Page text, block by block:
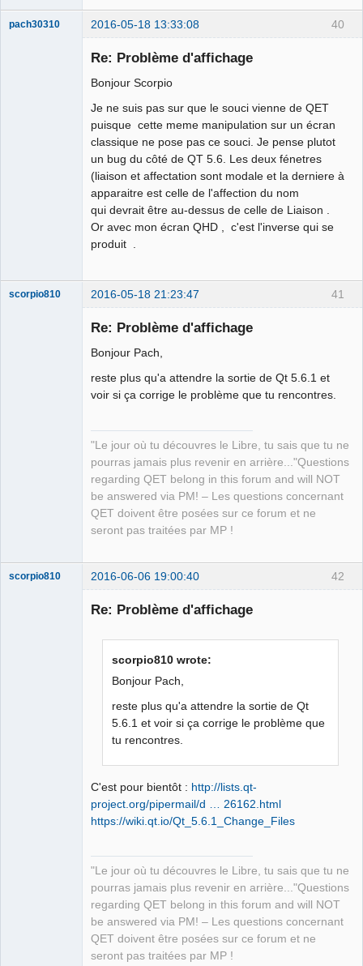
40
pach30310 2016-05-18 13:33:08
Re: Problème d'affichage
Bonjour Scorpio
Je ne suis pas sur que le souci vienne de QET
puisque cette meme manipulation sur un écran
classique ne pose pas ce souci. Je pense plutot
un bug du côté de QT 5.6. Les deux fénetres
(liaison et affectation sont modale et la derniere à
apparaitre est celle de l'affection du nom
qui devrait être au-dessus de celle de Liaison .
Or avec mon écran QHD , c'est l'inverse qui se
produit .
41
scorpio810 2016-05-18 21:23:47
Re: Problème d'affichage
Bonjour Pach,
reste plus qu'a attendre la sortie de Qt 5.6.1 et
voir si ça corrige le problème que tu rencontres.
"Le jour où tu découvres le Libre, tu sais que tu ne
pourras jamais plus revenir en arrière..."Questions
regarding QET belong in this forum and will NOT
be answered via PM! – Les questions concernant
QET doivent être posées sur ce forum et ne
seront pas traitées par MP !
42
scorpio810 2016-06-06 19:00:40
Re: Problème d'affichage
scorpio810 wrote:
Bonjour Pach,
reste plus qu'a attendre la sortie de Qt
5.6.1 et voir si ça corrige le problème que
tu rencontres.
C'est pour bientôt : http://lists.qt-
project.org/pipermail/d … 26162.html
https://wiki.qt.io/Qt_5.6.1_Change_Files
"Le jour où tu découvres le Libre, tu sais que tu ne
pourras jamais plus revenir en arrière..."Questions
regarding QET belong in this forum and will NOT
be answered via PM! – Les questions concernant
QET doivent être posées sur ce forum et ne
seront pas traitées par MP !